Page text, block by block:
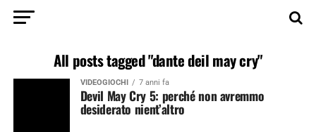
All posts tagged "dante deil may cry"
VIDEOGIOCHI 7 anni fa
Devil May Cry 5: perché non avremmo
desiderato nient’altro